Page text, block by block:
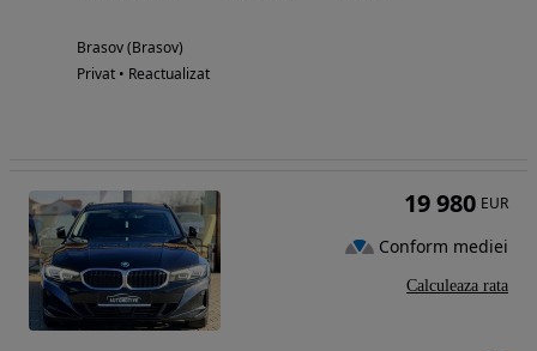
Brasov (Brasov)
Privat • Reactualizat
19 980 EUR
Conform mediei
Calculeaza rata